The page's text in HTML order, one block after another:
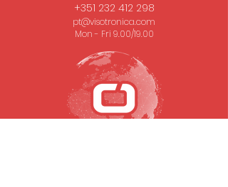
+351 232 412 298
pt@visotronica.com
Mon - Fri 9.00/19.00